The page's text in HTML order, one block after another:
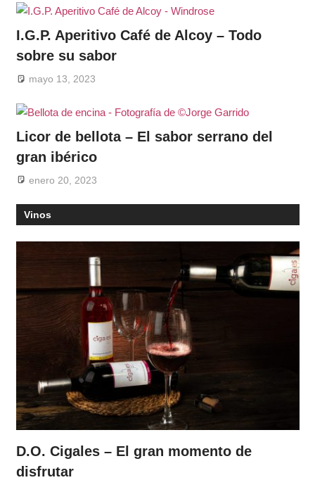
I.G.P. Aperitivo Café de Alcoy – Todo
sobre su sabor
mayo 13, 2023
Licor de bellota – El sabor serrano del
gran ibérico
enero 20, 2023
Vinos
D.O. Cigales – El gran momento de
disfrutar